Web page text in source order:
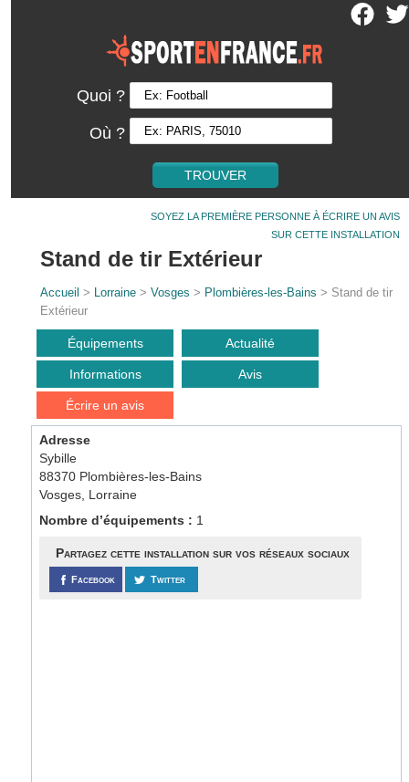
Quoi ?
Où ?
SOYEZ LA PREMIÈRE PERSONNE À ÉCRIRE UN AVIS
SUR CETTE INSTALLATION
Stand de tir Extérieur
Accueil > Lorraine >Vosges > Plombières-les-Bains > Stand de tir
Extérieur
Équipements Actualité
Informations Avis
Écrire un avis
Adresse
Sybille
88370 Plombières-les-Bains
Vosges, Lorraine
Nombre d’équipements : 1
Partagez cette installation sur vos réseaux sociaux
Facebook Twitter